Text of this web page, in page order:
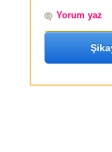
Yorum yaz